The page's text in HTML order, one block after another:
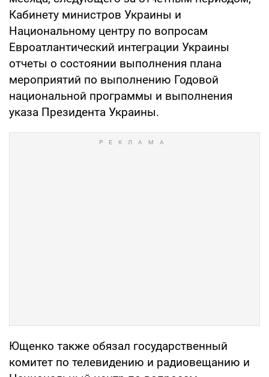
Кабинету министров Украины и
Национальному центру по вопросам
Евроатлантический интеграции Украины
отчеты о состоянии выполнения плана
мероприятий по выполнению Годовой
национальной программы и выполнения
указа Президента Украины.
Ющенко также обязал государственный
комитет по телевидению и радиовещанию и